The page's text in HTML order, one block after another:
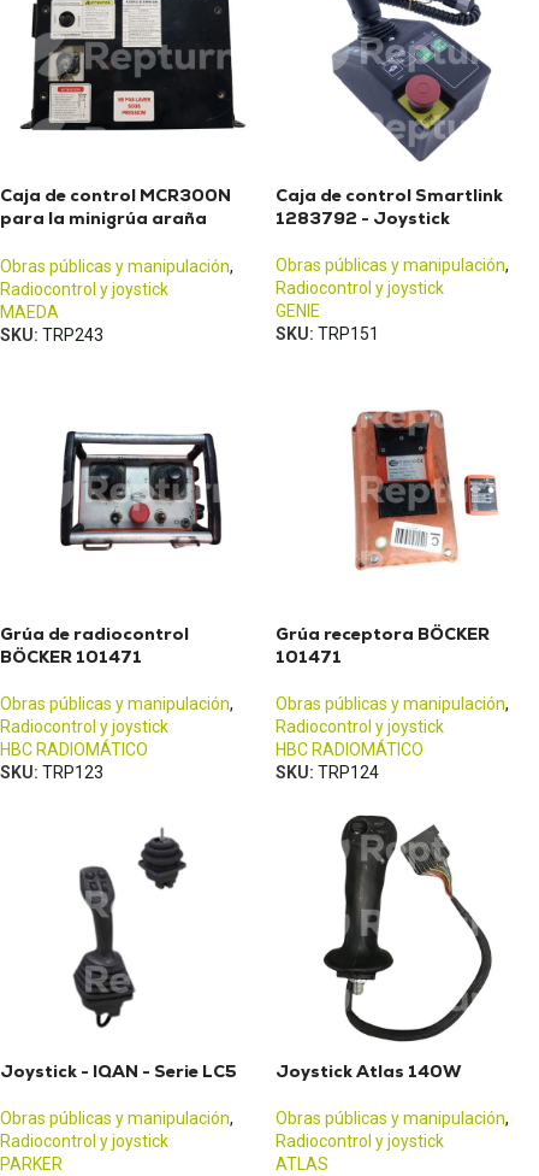
Caja de control MCR300N
para la minigrúa araña
Obras públicas y manipulación,
Radiocontrol y joystick
MAEDA
SKU: TRP243
Caja de control Smartlink
1283792 - Joystick
Obras públicas y manipulación,
Radiocontrol y joystick
GENIE
SKU: TRP151
Grúa de radiocontrol
BÖCKER 101471
Obras públicas y manipulación,
Radiocontrol y joystick
HBC RADIOMÁTICO
SKU: TRP123
Grúa receptora BÖCKER
101471
Obras públicas y manipulación,
Radiocontrol y joystick
HBC RADIOMÁTICO
SKU: TRP124
Joystick - IQAN - Serie LC5
Obras públicas y manipulación,
Radiocontrol y joystick
PARKER
Joystick Atlas 140W
Obras públicas y manipulación,
Radiocontrol y joystick
ATLAS